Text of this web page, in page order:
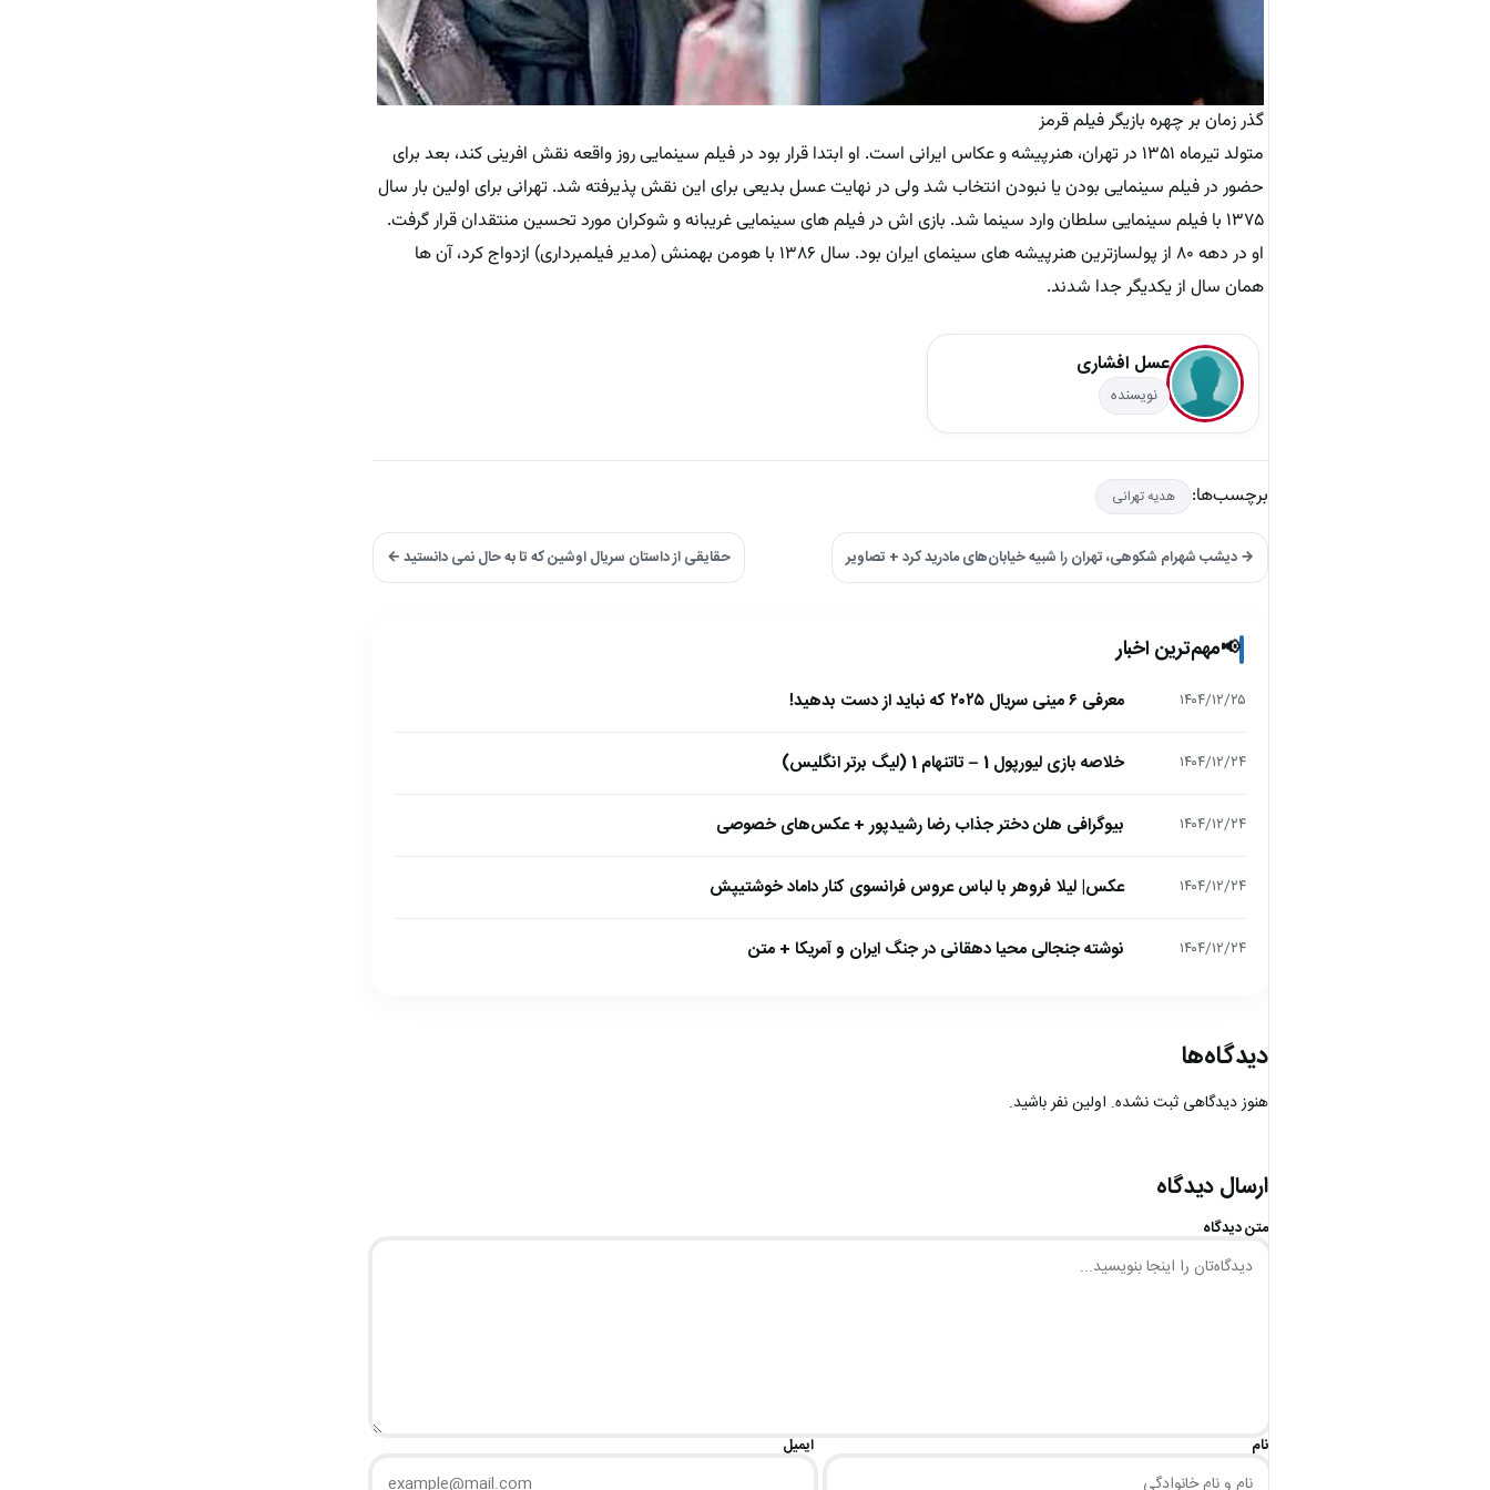
گذر زمان بر چهره بازیگر فیلم قرمز
متولد تیرماه ۱۳۵۱ در تهران، هنرپیشه و عکاس ایرانی است. او ابتدا قرار بود در فیلم سینمایی روز واقعه نقش افرینی کند، بعد برای
حضور در فیلم سینمایی بودن یا نبودن انتخاب شد ولی در نهایت عسل بدیعی برای این نقش پذیرفته شد. تهرانی برای اولین بار سال
۱۳۷۵ با فیلم سینمایی سلطان وارد سینما شد. بازی اش در فیلم های سینمایی غریبانه و شوکران مورد تحسین منتقدان قرار گرفت.
او در دهه ۸۰ از پولسازترین هنرپیشه های سینمای ایران بود. سال ۱۳۸۶ با هومن بهمنش (مدیر فیلمبرداری) ازدواج کرد، آن ها
همان سال از یکدیگر جدا شدند.
عسل افشاری
نویسنده
برچسب‌ها: هدیه تهرانی
→ دیشب شهرام شکوهی، تهران را شبیه خیابان‌های مادرید کرد + تصاویر حقایقی از داستان سریال اوشین که تا به حال نمی دانستید ←
📢مهم‌ترین اخبار
۱۴۰۴/۱۲/۲۵ معرفی ۶ مینی سریال ۲۰۲۵ که نباید از دست بدهید!
۱۴۰۴/۱۲/۲۴ خلاصه بازی لیورپول 1 – تاتنهام 1 (لیگ برتر انگلیس)
۱۴۰۴/۱۲/۲۴ بیوگرافی هلن دختر جذاب رضا رشیدپور + عکس‌های خصوصی
۱۴۰۴/۱۲/۲۴ عکس| لیلا فروهر با لباس عروس فرانسوی کنار داماد خوشتیپش
۱۴۰۴/۱۲/۲۴ نوشته جنجالی محیا دهقانی در جنگ ایران و آمریکا + متن
دیدگاه‌ها
هنوز دیدگاهی ثبت نشده. اولین نفر باشید.
ارسال دیدگاه
متن دیدگاه
نام ایمیل